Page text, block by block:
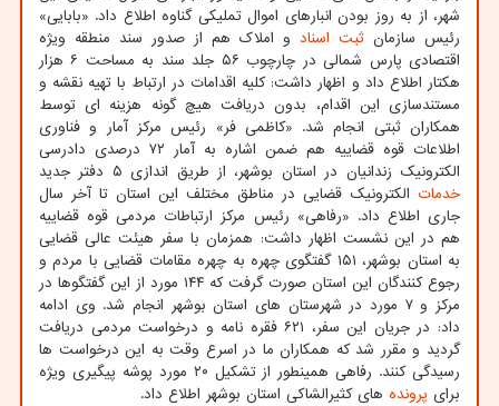
شهر، از به روز بودن انبارهای اموال تملیکی گناوه اطلاع داد. «بابایی»
رئیس سازمان ثبت اسنادو املاک هم از صدور سند منطقه ویژه
اقتصادی پارس شمالی در چارچوب ۵۶ جلد سند به مساحت ۶ هزار
هکتار اطلاع داد و اظهار داشت: کلیه اقدامات در ارتباط با تهیه نقشه و
مستندسازی این اقدام، بدون دریافت هیچ گونه هزینه ای توسط
همکاران ثبتی انجام شد. «کاظمی فر» رئیس مرکز آمار و فناوری
اطلاعات قوه قضاییه هم ضمن اشاره به آمار ۷۲ درصدی دادرسی
الکترونیک زندانیان در استان بوشهر، از طریق اندازی ۵ دفتر جدید
خدمات الکترونیک قضایی در مناطق مختلف این استان تا آخر سال
جاری اطلاع داد. «رفاهی» رئیس مرکز ارتباطات مردمی قوه قضاییه
هم در این نشست اظهار داشت: همزمان با سفر هیئت عالی قضایی
به استان بوشهر، ۱۵۱ گفتگوی چهره به چهره مقامات قضایی با مردم و
رجوع کنندگان این استان صورت گرفت که ۱۴۴ مورد از این گفتگوها در
مرکز و ۷ مورد در شهرستان های استان بوشهر انجام شد. وی ادامه
داد: در جریان این سفر، ۶۲۱ فقره نامه و درخواست مردمی دریافت
گردید و مقرر شد که همکاران ما در اسرع وقت به این درخواست ها
رسیدگی کنند. رفاهی همینطور از تشکیل ۲۰ مورد پوشه پیگیری ویژه
برای پرونده های کثیرالشاکی استان بوشهر اطلاع داد.